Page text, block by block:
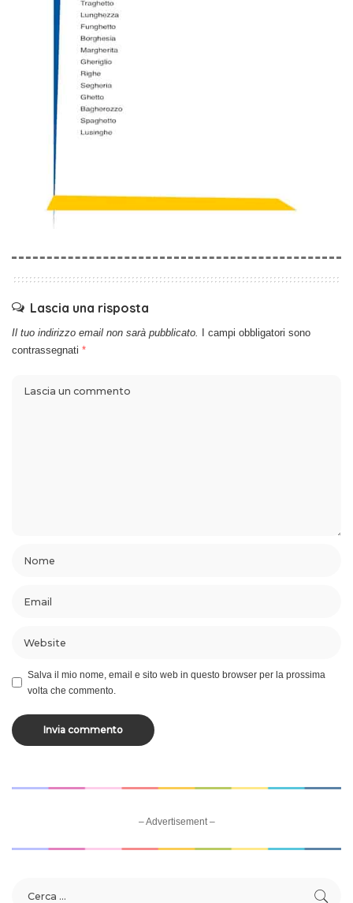
Lascia una risposta
Il tuo indirizzo email non sarà pubblicato. I campi obbligatori sono
contrassegnati *
Salva il mio nome, email e sito web in questo browser per la prossima
volta che commento.
– Advertisement –